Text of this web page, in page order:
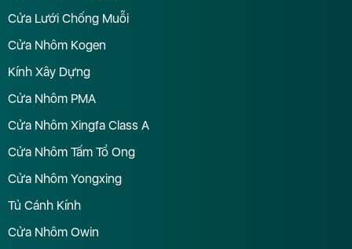
Cửa Lưới Chống Muỗi
Cửa Nhôm Kogen
Kính Xây Dựng
Cửa Nhôm PMA
Cửa Nhôm Xingfa Class A
Cửa Nhôm Tấm Tổ Ong
Cửa Nhôm Yongxing
Tủ Cánh Kính
Cửa Nhôm Owin